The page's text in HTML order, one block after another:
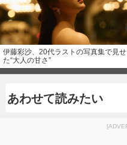
伊藤彩沙、20代ラストの写真集で見せ
た“大人の甘さ”
あわせて読みたい